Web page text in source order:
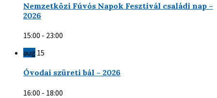
Nemzetközi Fúvós Napok Fesztivál családi nap –
2026
15:00 - 23:00
aug 15
Óvodai szüreti bál – 2026
16:00 - 18:00